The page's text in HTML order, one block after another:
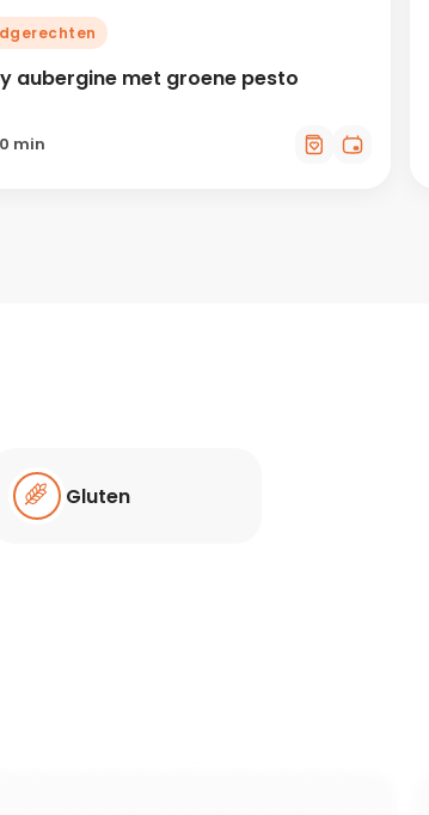
aubergine met groene pesto
min
Gluten